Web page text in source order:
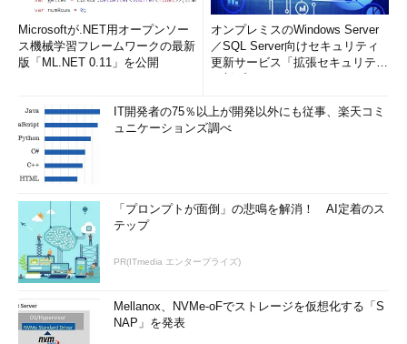
Microsoftが.NET用オープンソー
ス機械学習フレームワークの最新
版「ML.NET 0.11」を公開
オンプレミスのWindows Server
／SQL Server向けセキュリティ
更新サービス「拡張セキュリティ
IT開発者の75％以上が開発以外にも従事、楽天コミ
ュニケーションズ調べ
「プロンプトが面倒」の悲鳴を解消！ AI定着のス
テップ
PR(ITmedia エンタープライズ)
Mellanox、NVMe-oFでストレージを仮想化する「S
NAP」を発表